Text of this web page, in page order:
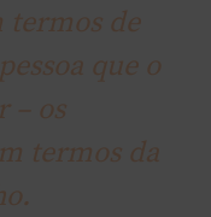
termos de
que o
– os
termos da